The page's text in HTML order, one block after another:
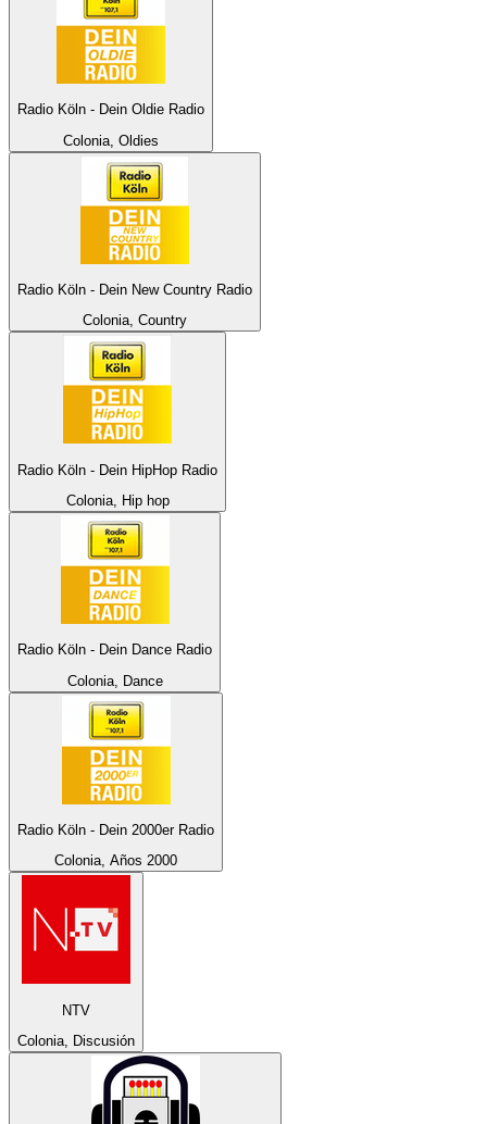
Radio Köln - Dein Oldie Radio
Colonia, Oldies
Radio Köln - Dein New Country Radio
Colonia, Country
Radio Köln - Dein HipHop Radio
Colonia, Hip hop
Radio Köln - Dein Dance Radio
Colonia, Dance
Radio Köln - Dein 2000er Radio
Colonia, Años 2000
NTV
Colonia, Discusión